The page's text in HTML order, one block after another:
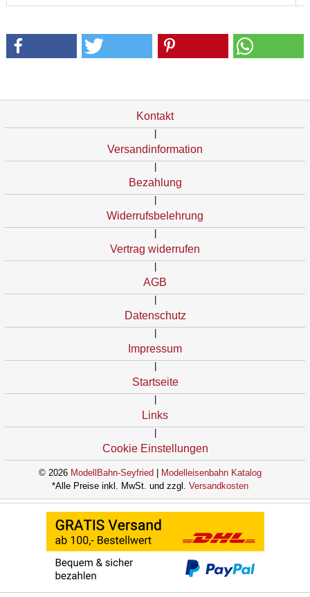
Kontakt
Versandinformation
Bezahlung
Widerrufsbelehrung
Vertrag widerrufen
AGB
Datenschutz
Impressum
Startseite
Links
Cookie Einstellungen
© 2026 ModellBahn-Seyfried
Modelleisenbahn Katalog
*Alle Preise inkl. MwSt. und zzgl. Versandkosten